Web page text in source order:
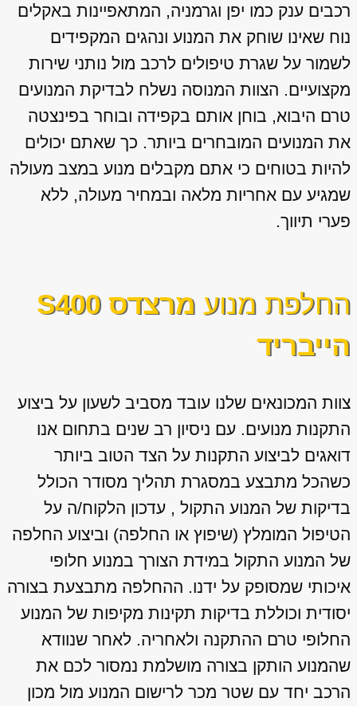
רכבים ענק כמו יפן וגרמניה, המתאפיינות באקלים
נוח שאינו שוחק את המנוע ונהגים המקפידים
לשמור על שגרת טיפולים לרכב מול נותני שירות
מקצועיים. הצוות המנוסה נשלח לבדיקת המנועים
טרם היבוא, בוחן אותם בקפידה ובוחר בפינצטה
את המנועים המובחרים ביותר. כך שאתם יכולים
להיות בטוחים כי אתם מקבלים מנוע במצב מעולה
שמגיע עם אחריות מלאה ובמחיר מעולה, ללא
פערי תיווך.
החלפת מנוע
מרצדס S400
הייבריד
צוות המכונאים שלנו עובד מסביב לשעון על ביצוע
התקנות מנועים. עם ניסיון רב שנים בתחום אנו
דואגים לביצוע התקנות על הצד הטוב ביותר
כשהכל מתבצע במסגרת תהליך מסודר הכולל
בדיקות של המנוע התקול , עדכון הלקוח/ה על
הטיפול המומלץ (שיפוץ או החלפה) וביצוע החלפה
של המנוע התקול במידת הצורך במנוע חלופי
איכותי שמסופק על ידנו. ההחלפה מתבצעת בצורה
יסודית וכוללת בדיקות תקינות מקיפות של המנוע
החלופי טרם ההתקנה ולאחריה. לאחר שנוודא
שהמנוע הותקן בצורה מושלמת נמסור לכם את
הרכב יחד עם שטר מכר לרישום המנוע מול מכון